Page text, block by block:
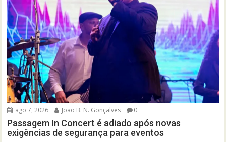
ago 7, 2026 João B. N. Gonçalves 0
Passagem In Concert é adiado após novas
exigências de segurança para eventos